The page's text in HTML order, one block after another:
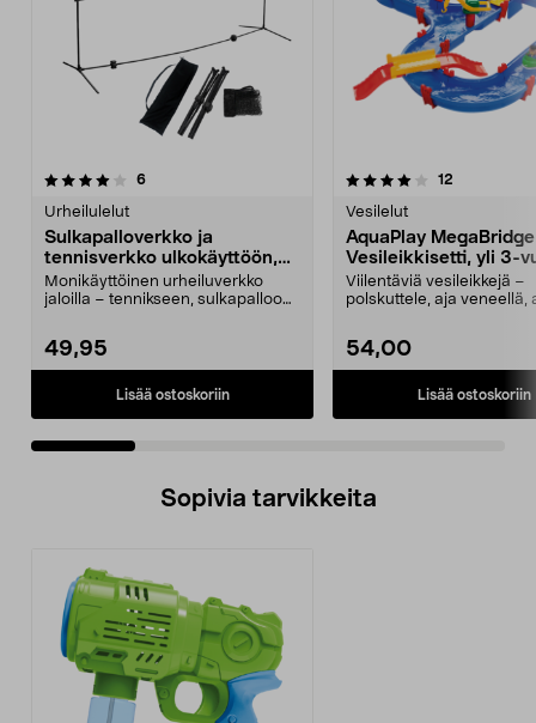
6arvostelut
Urheilulelut
Sulkapalloverkko ja
tennisverkko ulkokäyttöön,
siirrettävä
Monikäyttöinen urheiluverkko
jaloilla – tennikseen, sulkapalloon,
49,95
Lisää ostoskoriin
4.0 viidestä
12
Vesilelut
AquaPlay MegaBridge
Vesileikkisetti, yli 3-
Viilentäviä vesileikkejä –
polskuttele, aja veneellä,
54,00
Lisää ostoskoriin
4.5 viidestä
Sopivia tarvikkeita